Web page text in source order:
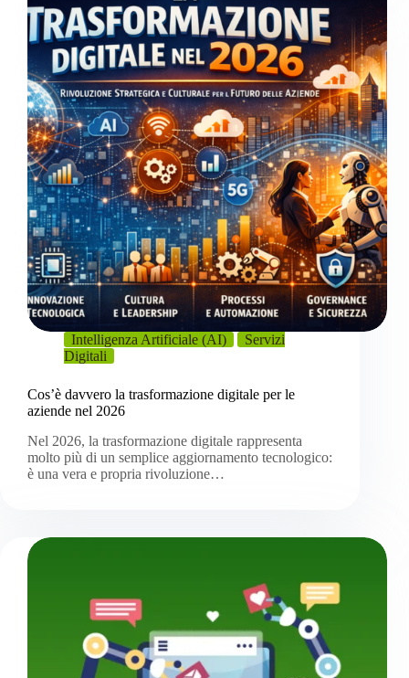
Intelligenza Artificiale (AI)
Servizi
Digitali
Cos’è davvero la trasformazione digitale per le
aziende nel 2026
Nel 2026, la trasformazione digitale rappresenta
molto più di un semplice aggiornamento tecnologico:
è una vera e propria rivoluzione…